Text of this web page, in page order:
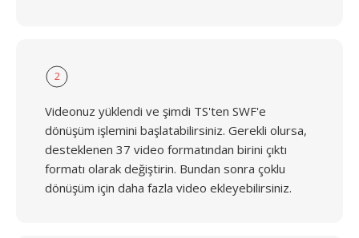
2
Videonuz yüklendi ve şimdi TS'ten SWF'e
dönüşüm işlemini başlatabilirsiniz. Gerekli olursa,
desteklenen 37 video formatından birini çıktı
formatı olarak değiştirin. Bundan sonra çoklu
dönüşüm için daha fazla video ekleyebilirsiniz.